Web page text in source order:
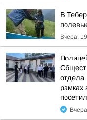
В
Вчера,
отдела
рамках